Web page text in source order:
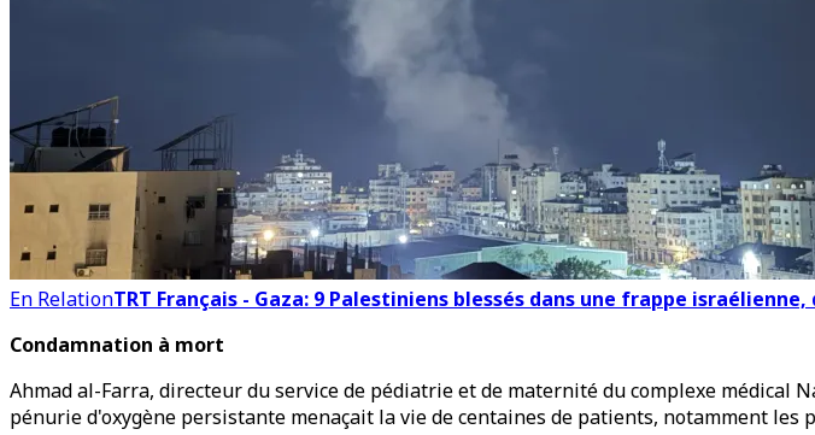
En RelationTRT Français - Gaza: 9 Palestiniens blessés dans une frappe
Condamnation à mort
Ahmad al-Farra, directeur du service de pédiatrie et de maternité du complexe
pénurie d'oxygène persistante menaçait la vie de centaines de patients, notamment